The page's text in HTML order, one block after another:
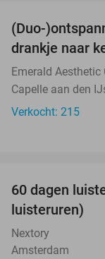
(Duo-
drankje naar
Emerald Aesthetic
Capelle aan den
Verkocht: 215
60 dagen
luisteruren)
Nextory
Amsterdam